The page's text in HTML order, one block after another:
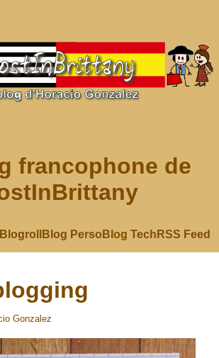
francophone de
Blog Perso Blog Tech RSS Feed
Gonzalez